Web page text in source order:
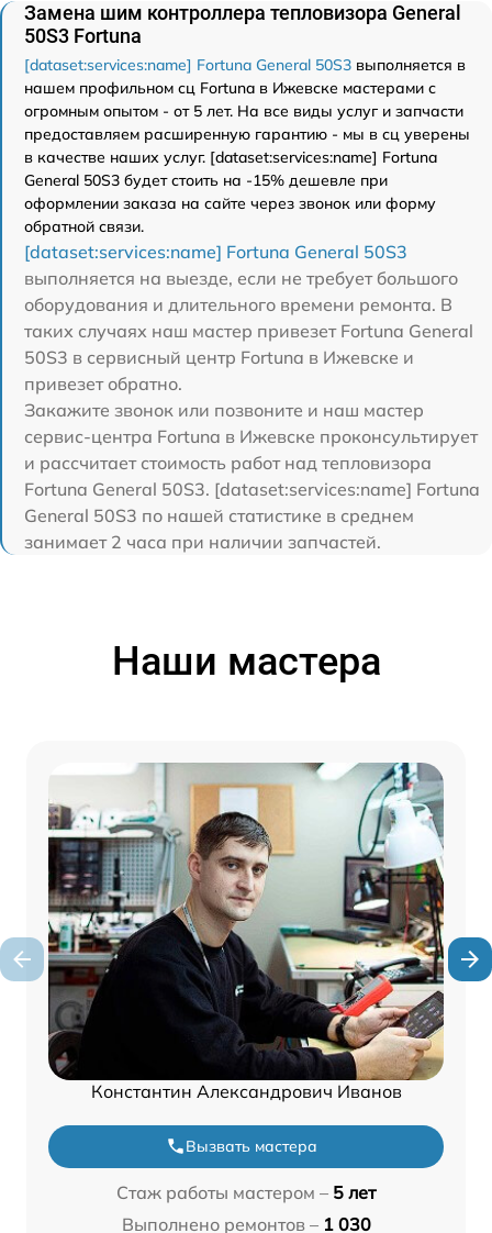
Замена шим контроллера тепловизора General
50S3 Fortuna
[dataset:services:name] Fortuna General 50S3 выполняется в
нашем профильном сц Fortuna в Ижевске мастерами с
огромным опытом - от 5 лет. На все виды услуг и запчасти
предоставляем расширенную гарантию - мы в сц уверены
в качестве наших услуг. [dataset:services:name] Fortuna
General 50S3 будет стоить на -15% дешевле при
оформлении заказа на сайте через звонок или форму
обратной связи.
[dataset:services:name] Fortuna General 50S3
выполняется на выезде, если не требует большого
оборудования и длительного времени ремонта. В
таких случаях наш мастер привезет Fortuna General
50S3 в сервисный центр Fortuna в Ижевске и
привезет обратно.
Закажите звонок или позвоните и наш мастер
сервис-центра Fortuna в Ижевске проконсультирует
и рассчитает стоимость работ над тепловизора
Fortuna General 50S3. [dataset:services:name] Fortuna
General 50S3 по нашей статистике в среднем
занимает 2 часа при наличии запчастей.
Наши мастера
Константин Александрович Иванов
Вызвать мастера
Стаж работы мастером – 5 лет
Выполнено ремонтов – 1 030